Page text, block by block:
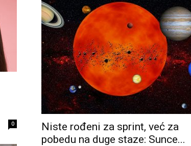
0
Niste rođeni za sprint, već za
pobedu na duge staze: Sunce...